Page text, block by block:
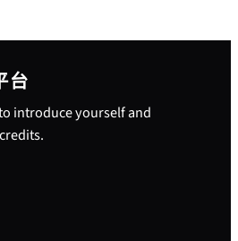
台
introduce yourself and